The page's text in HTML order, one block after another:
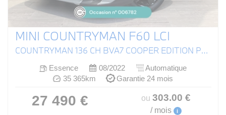
MINI COUNTRYMAN F60 LCI
COUNTRYMAN 136 CH BVA7 COOPER EDITION PREMIUM PLUS
Essence 08/2022
Automatique
35 365km
Garantie 24 mois
27 490 € ou 303.00 €
/ mois i